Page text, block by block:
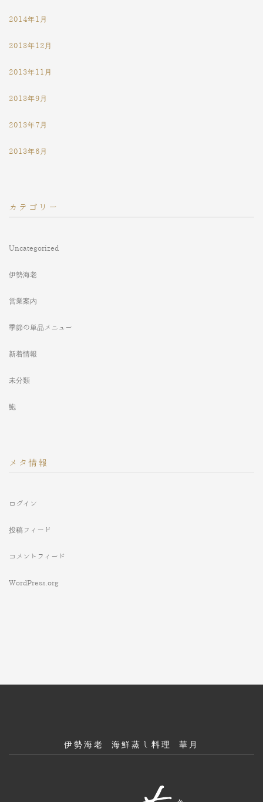
2014年1月
2013年12月
2013年11月
2013年9月
2013年7月
2013年6月
カテゴリー
Uncategorized
伊勢海老
営業案内
季節の単品メニュー
新着情報
未分類
鮑
メタ情報
ログイン
投稿フィード
コメントフィード
WordPress.org
伊勢海老 海鮮蒸し料理 華月